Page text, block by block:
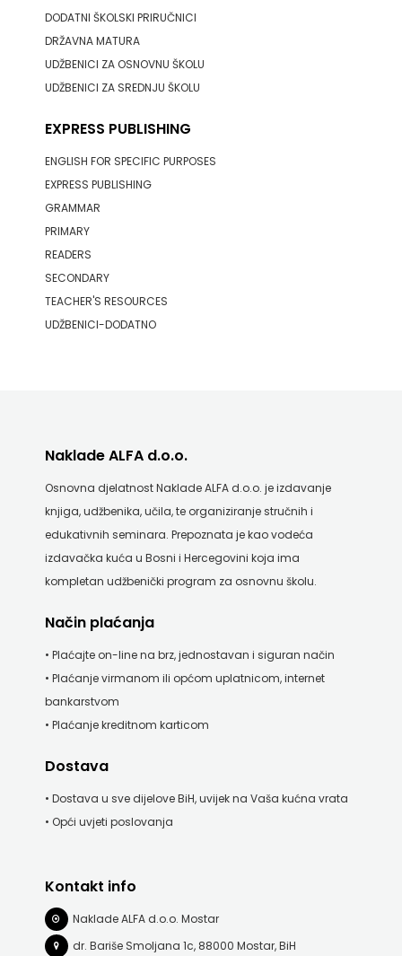
DODATNI ŠKOLSKI PRIRUČNICI
DRŽAVNA MATURA
UDŽBENICI ZA OSNOVNU ŠKOLU
UDŽBENICI ZA SREDNJU ŠKOLU
EXPRESS PUBLISHING
ENGLISH FOR SPECIFIC PURPOSES
EXPRESS PUBLISHING
GRAMMAR
PRIMARY
READERS
SECONDARY
TEACHER'S RESOURCES
UDŽBENICI-DODATNO
Naklade ALFA d.o.o.
Osnovna djelatnost Naklade ALFA d.o.o. je izdavanje
knjiga, udžbenika, učila, te organiziranje stručnih i
edukativnih seminara. Prepoznata je kao vodeća
izdavačka kuća u Bosni i Hercegovini koja ima
kompletan udžbenički program za osnovnu školu.
Način plaćanja
• Plaćajte on-line na brz, jednostavan i siguran način
• Plaćanje virmanom ili općom uplatnicom, internet
bankarstvom
• Plaćanje kreditnom karticom
Dostava
• Dostava u sve dijelove BiH, uvijek na Vaša kućna vrata
• Opći uvjeti poslovanja
Kontakt info
Naklade ALFA d.o.o. Mostar
dr. Bariše Smoljana 1c, 88000 Mostar, BiH